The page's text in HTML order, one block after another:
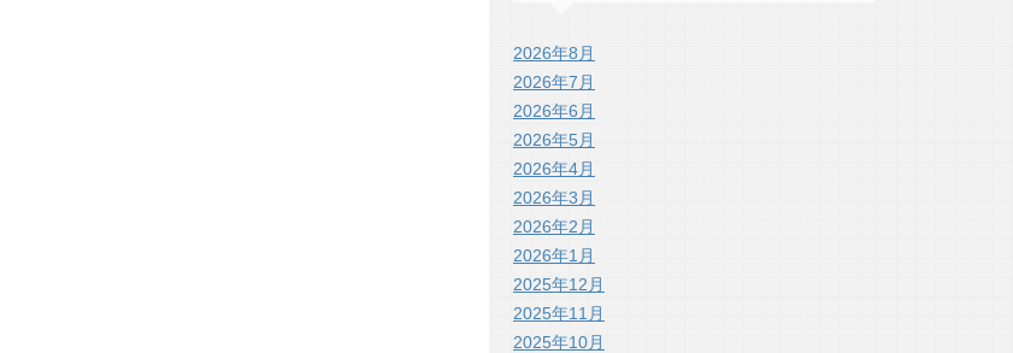
2026年8月
2026年7月
2026年6月
2026年5月
2026年4月
2026年3月
2026年2月
2026年1月
2025年12月
2025年11月
2025年10月